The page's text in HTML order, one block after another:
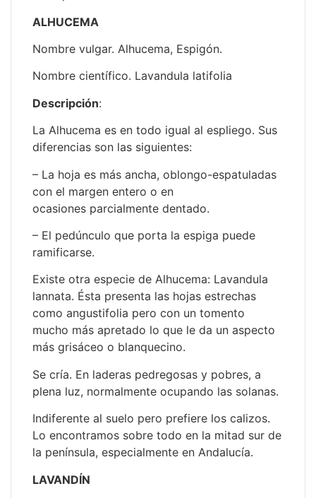
ALHUCEMA
Nombre vulgar. Alhucema, Espigón.
Nombre científico. Lavandula latifolia
Descripción:
La Alhucema es en todo igual al espliego. Sus
diferencias son las siguientes:
– La hoja es más ancha, oblongo-espatuladas
con el margen entero o en
ocasiones parcialmente dentado.
– El pedúnculo que porta la espiga puede
ramificarse.
Existe otra especie de Alhucema: Lavandula
lannata. Ésta presenta las hojas estrechas
como angustifolia pero con un tomento
mucho más apretado lo que le da un aspecto
más grisáceo o blanquecino.
Se cría. En laderas pedregosas y pobres, a
plena luz, normalmente ocupando las solanas.
Indiferente al suelo pero prefiere los calizos.
Lo encontramos sobre todo en la mitad sur de
la península, especialmente en Andalucía.
LAVANDÍN